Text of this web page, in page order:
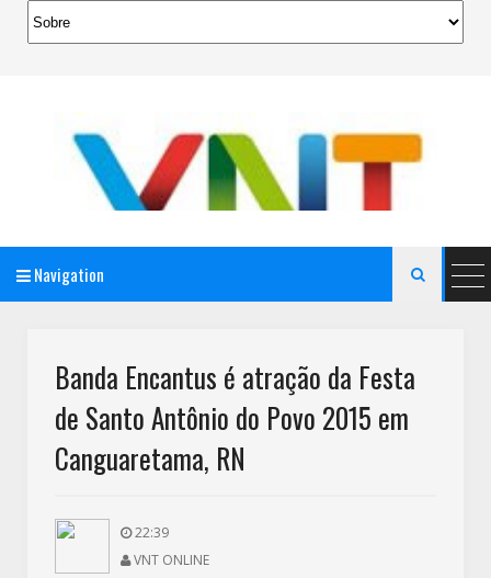
Navigation 
Banda Encantus é atração da Festa
de Santo Antônio do Povo 2015 em
Canguaretama, RN
22:39
VNT ONLINE